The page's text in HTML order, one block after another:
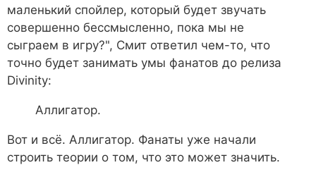
маленький спойлер, который будет звучать
совершенно бессмысленно, пока мы не
сыграем в игру?", Смит ответил чем-то, что
точно будет занимать умы фанатов до релиза
Divinity:
Аллигатор.
Вот и всё. Аллигатор. Фанаты уже начали
строить теории о том, что это может значить.